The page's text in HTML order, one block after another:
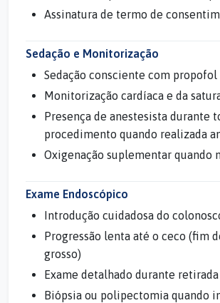
Assinatura de termo de
Sedação e Monitorização
Sedação consciente com
Monitorização cardíaca e da
Presença de anestesista durante
procedimento quando realizada
Oxigenação suplementar quando
Exame Endoscópico
Introdução cuidadosa do
Progressão lenta até o ceco (fim
grosso)
Exame detalhado durante
Biópsia ou polipectomia quando